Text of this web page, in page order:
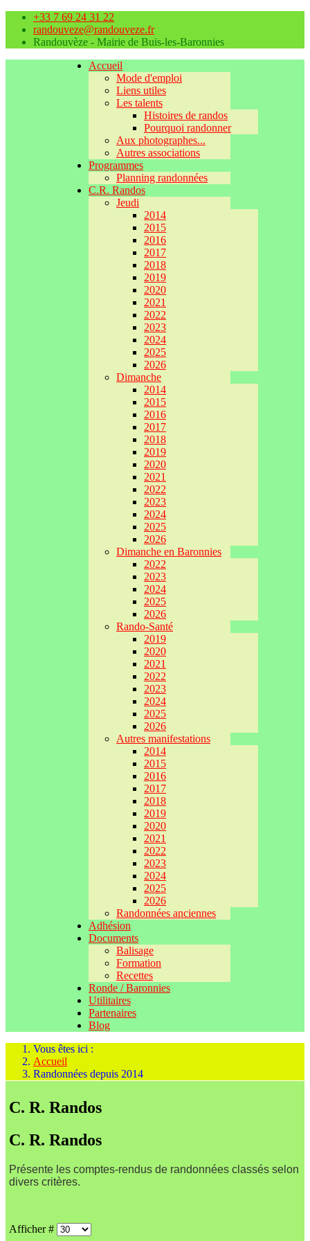
+33 7 69 24 31 22
randouveze@randouveze.fr
Randouvèze - Mairie de Buis-les-Baronnies
Accueil
Mode d'emploi
Liens utiles
Les talents
Histoires de randos
Pourquoi randonner
Aux photographes...
Autres associations
Programmes
Planning randonnées
C.R. Randos
Jeudi
2014
2015
2016
2017
2018
2019
2020
2021
2022
2023
2024
2025
2026
Dimanche
2014
2015
2016
2017
2018
2019
2020
2021
2022
2023
2024
2025
2026
Dimanche en Baronnies
2022
2023
2024
2025
2026
Rando-Santé
2019
2020
2021
2022
2023
2024
2025
2026
Autres manifestations
2014
2015
2016
2017
2018
2019
2020
2021
2022
2023
2024
2025
2026
Randonnées anciennes
Adhésion
Documents
Balisage
Formation
Recettes
Ronde / Baronnies
Utilitaires
Partenaires
Blog
Vous êtes ici :
Accueil
Randonnées depuis 2014
C. R. Randos
C. R. Randos
Présente les comptes-rendus de randonnées classés selon
divers critères.
Afficher #